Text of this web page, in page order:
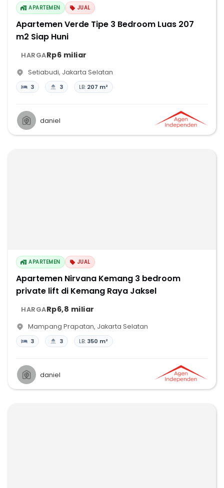
APARTEMEN JUAL
Apartemen Verde Tipe 3 Bedroom Luas 207
m2 Siap Huni
HARGARp6 miliar
Setiabudi, Jakarta Selatan
3 3 LB: 207 m²
daniel
APARTEMEN JUAL
Apartemen Nirvana Kemang 3 bedroom
private lift di Kemang Raya Jaksel
HARGARp6,8 miliar
Mampang Prapatan, Jakarta Selatan
3 3 LB: 350 m²
daniel